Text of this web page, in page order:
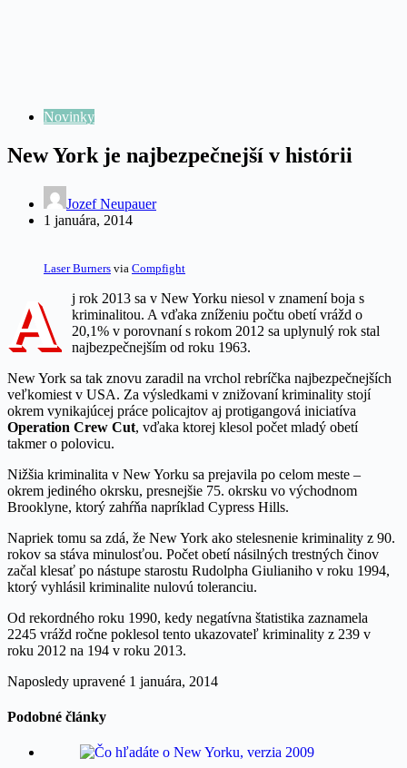
Novinky
New York je najbezpečnejší v histórii
Jozef Neupauer
1 januára, 2014
Laser Burners via Compfight
A
j rok 2013 sa v New Yorku niesol v znamení boja s
kriminalitou. A vďaka zníženiu počtu obetí vrážd o
20,1% v porovnaní s rokom 2012 sa uplynulý rok stal
najbezpečnejším od roku 1963.
New York sa tak znovu zaradil na vrchol rebríčka najbezpečnejších
veľkomiest v USA. Za výsledkami v znižovaní kriminality stojí
okrem vynikajúcej práce policajtov aj protigangová iniciatíva
Operation Crew Cut, vďaka ktorej klesol počet mladý obetí
takmer o polovicu.
Nižšia kriminalita v New Yorku sa prejavila po celom meste –
okrem jediného okrsku, presnejšie 75. okrsku vo východnom
Brooklyne, ktorý zahŕňa napríklad Cypress Hills.
Napriek tomu sa zdá, že New York ako stelesnenie kriminality z 90.
rokov sa stáva minulosťou. Počet obetí násilných trestných činov
začal klesať po nástupe starostu Rudolpha Giulianiho v roku 1994,
ktorý vyhlásil kriminalite nulovú toleranciu.
Od rekordného roku 1990, kedy negatívna štatistika zaznamela
2245 vrážd ročne poklesol tento ukazovateľ kriminality z 239 v
roku 2012 na 194 v roku 2013.
Naposledy upravené 1 januára, 2014
Podobné články